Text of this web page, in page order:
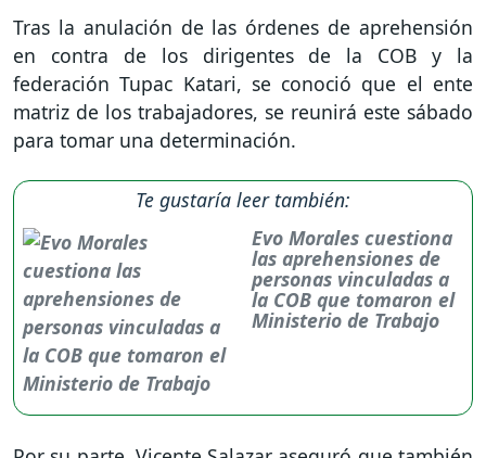
Tras la anulación de las órdenes de aprehensión
en contra de los dirigentes de la COB y la
federación Tupac Katari, se conoció que el ente
matriz de los trabajadores, se reunirá este sábado
para tomar una determinación.
Te gustaría leer también:
Evo Morales cuestiona
las aprehensiones de
personas vinculadas a
la COB que tomaron el
Ministerio de Trabajo